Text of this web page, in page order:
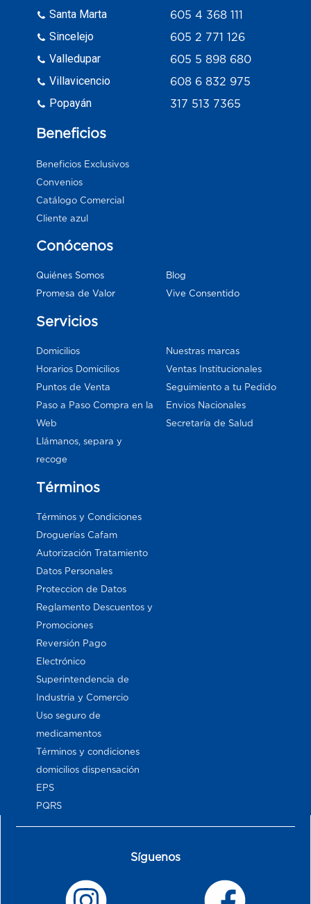
Santa Marta
Sincelejo
Valledupar
Villavicencio
Popayán
605 4 368 111
605 2 771 126
605 5 898 680
608 6 832 975
317 513 7365
Beneficios
Beneficios Exclusivos
Convenios
Catálogo Comercial
Cliente azul
Conócenos
Quiénes Somos
Promesa de Valor
Blog
Vive Consentido
Servicios
Domicilios
Horarios Domicilios
Puntos de Venta
Paso a Paso Compra en la
Web
Llámanos, separa y
recoge
Nuestras marcas
Ventas Institucionales
Seguimiento a tu Pedido
Envios Nacionales
Secretaría de Salud
Términos
Términos y Condiciones
Droguerías Cafam
Autorización Tratamiento
Datos Personales
Proteccion de Datos
Reglamento Descuentos y
Promociones
Reversión Pago
Electrónico
Superintendencia de
Industria y Comercio
Uso seguro de
medicamentos
Términos y condiciones
domicilios dispensación
EPS
PQRS
Síguenos